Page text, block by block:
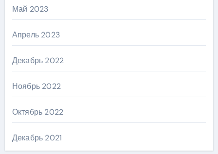
Май 2023
Апрель 2023
Декабрь 2022
Ноябрь 2022
Октябрь 2022
Декабрь 2021